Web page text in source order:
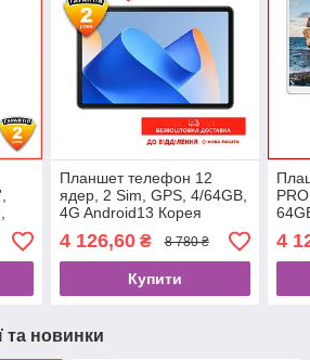
Планшет телефон 12
ядер, 2 Sim, GPS, 4/64GB,
4G Android13 Корея
4 126,60₴ 8 780 ₴
Купити
4
та новинки